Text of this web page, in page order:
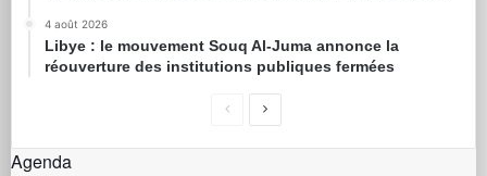
4 août 2026
Libye : le mouvement Souq Al-Juma annonce la
réouverture des institutions publiques fermées
Agenda